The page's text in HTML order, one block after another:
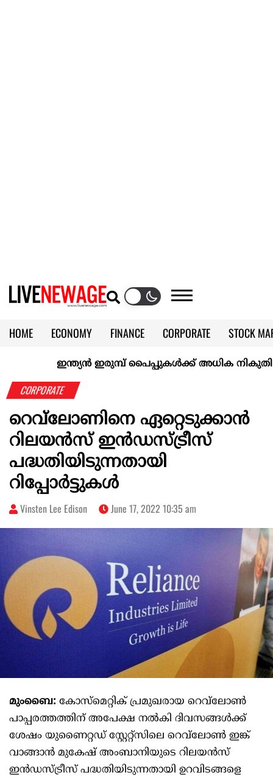
HOME ECONOMY FINANCE CORPORATE
STOCK
KERALA @70
ഇന്ത്യൻ ഇരുമ്പ് പൈപ്പുകൾക്ക് അധിക നികുതി
CORPORATE
റെവ്‌ലോണിനെ ഏറ്റെടുക്കാൻ
റിലയൻസ് ഇൻഡസ്ട്രീസ്
പദ്ധതിയിടുന്നതായി
റിപ്പോർട്ടുകൾ
Vinsten Lee Edison June 17, 2022 10:35 am
മുംബൈ: കോസ്‌മെറ്റിക് പ്രമുഖരായ റെവ്‌ലോൺ
പാപ്പരത്തത്തിന് അപേക്ഷ നൽകി ദിവസങ്ങൾക്ക്
ശേഷം യുണൈറ്റഡ് സ്റ്റേറ്റ്‌സിലെ റെവ്‌ലോൺ ഇങ്ക്
വാങ്ങാൻ മുകേഷ് അംബാനിയുടെ റിലയൻസ്
ഇൻഡസ്ട്രീസ് പദ്ധതിയിടുന്നതായി ഉറവിടങ്ങളെ